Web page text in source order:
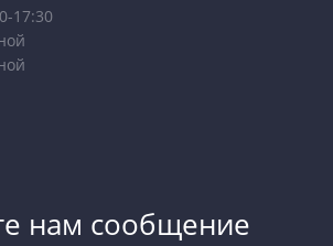
17:30
нам сообщение